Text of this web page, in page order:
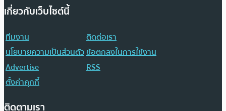
เกี่ยวกับเว็บไซต์นี้
ทีมงาน
ติดต่อเรา
นโยบายความเป็นส่วนตัวข้อตกลงในการใช้งาน
Advertise
RSS
ตั้งค่าคุกกี้
ติดตามเรา